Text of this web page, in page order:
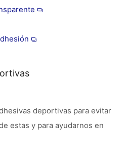
deportivas para evitar
estas y para ayudarnos en